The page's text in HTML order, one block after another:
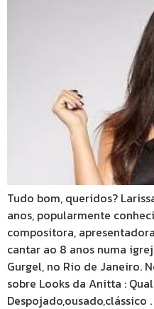
Tudo bom, queridos?
anos, popularmente
compositora,
cantar ao 8 anos numa
Gurgel, no Rio de Janeiro.
sobre Looks da Anitta :
Despojado,ousado,clássico